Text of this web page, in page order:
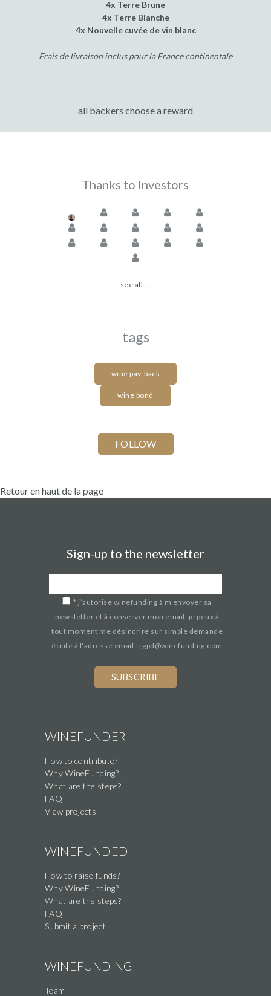
4x Terre Brune
4x Terre Blanche
4x Nouvelle cuvée de vin blanc
Frais de livraison inclus pour la France continentale
all backers choose a reward
Thanks to Investors
see all ...
tags
wine pay-back
wine bond
Retour en haut de la page
Sign-up to the newsletter
* j’autorise winefunding à m'envoyer sa
newsletter et à conserver mon email. je peux à
tout moment me désincrire sur simple demande
écrite à l'adresse email : rgpd@winefunding.com
WINEFUNDER
How to contribute?
Why WineFunding?
What are the steps?
FAQ
View projects
WINEFUNDED
How to raise funds?
Why WineFunding?
What are the steps?
FAQ
Submit a project
WINEFUNDING
Team